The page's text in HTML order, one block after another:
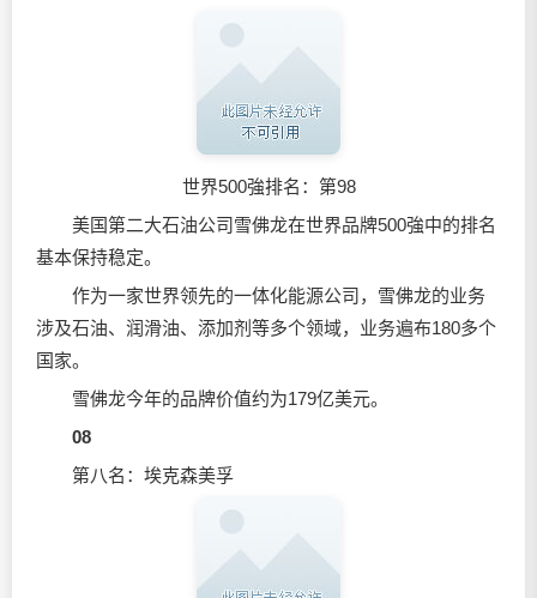
世界500強排名：第98
美国第二大石油公司雪佛龙在世界品牌500強中的排名
基本保持稳定。
作为一家世界领先的一体化能源公司，雪佛龙的业务
涉及石油、 润滑油、添加剂等多个领域，业务遍布180多个
国家。
雪佛龙今年的品牌价值约为179亿美元。
08
第八名：埃克森美孚